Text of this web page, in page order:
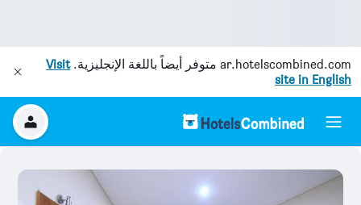
ar.hotelscombined.com متوفر أيضاً باللغة الإنجليزية.Visit
site in English